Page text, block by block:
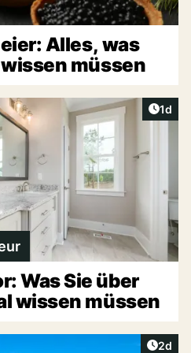
Alles, was
müssen
1d
Was Sie über
wissen müssen
2d